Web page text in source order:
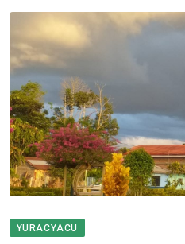
YURACYACU